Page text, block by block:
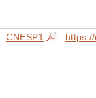
CNESP1